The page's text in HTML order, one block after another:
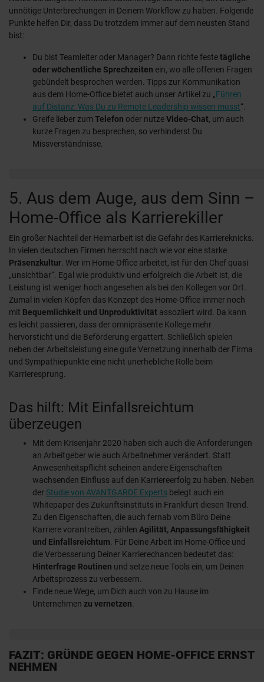
unnötige Unterbrechungen in Deinem Workflow zu haben. Folgende
Punkte helfen Dir, dass Du trotzdem immer auf dem neusten Stand
bist:
Du bist Teamleiter oder Manager? Dann richte festetägliche
oder wöchentliche Sprechzeiten ein, wo alle offenen Fragen
gebündelt besprochen werden. Tipps zur Kommunikation
aus dem Home-Office bietet auch unser Artikel zu „Führen
auf Distanz: Was Du zu Remote Leadership wissen musst“.
Greife lieber zum Telefon oder nutzeVideo-Chat, um auch
kurze Fragen zu besprechen, so verhinderst Du
Missverständnisse.
5. Aus dem Auge, aus dem Sinn –
Home-Office als Karrierekiller
Ein großer Nachteil der Heimarbeit ist die Gefahr des Karriereknicks.
In vielen deutschen Firmen herrscht nach wie vor eine starke
Präsenzkultur . Wer im Home-Office arbeitet, ist für den Chef quasi
„unsichtbar“. Egal wie produktiv und erfolgreich die Arbeit ist, die
Leistung ist weniger hoch angesehen als bei den Kollegen vor Ort.
Zumal in vielen Köpfen das Konzept des Home-Office immer noch
mit Bequemlichkeit und Unproduktivität assoziiert wird. Da kann
es leicht passieren, dass der omnipräsente Kollege mehr
hervorsticht und die Beförderung ergattert. Schließlich spielen
neben der Arbeitsleistung eine gute Vernetzung innerhalb der Firma
und Sympathiepunkte eine nicht unerhebliche Rolle beim
Karrieresprung.
Das hilft: Mit Einfallsreichtum
überzeugen
Mit dem Krisenjahr 2020 haben sich auch die Anforderungen
an Arbeitgeber wie auch Arbeitnehmer verändert. Statt
Anwesenheitspflicht scheinen andere Eigenschaften
wachsenden Einfluss auf den Karriereerfolg zu haben. Neben
derStudie von AVANTGARDE Experts belegt auch ein
Whitepaper des Zukunftsinstituts in Frankfurt diesen Trend.
Zu den Eigenschaften, die auch fernab vom Büro Deine
Karriere vorantreiben, zählen Agilität, Anpassungsfähigkeit
und Einfallsreichtum . Für Deine Arbeit im Home-Office und
die Verbesserung Deiner Karrierechancen bedeutet das:
Hinterfrage Routinen und setze neue Tools ein, um Deinen
Arbeitsprozess zu verbessern.
Finde neue Wege, um Dich auch von zu Hause im
Unternehmen zu vernetzen
FAZIT: GRÜNDE GEGEN HOME-OFFICE ERNST
NEHMEN